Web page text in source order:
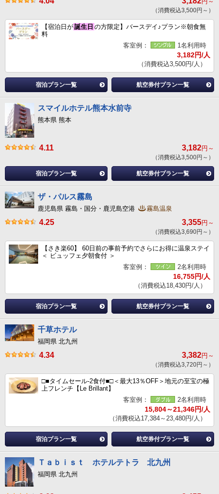
（消費税込3,500円～）
【宿泊日が誕生日 の方限定】バースデイ♪プラン※朝食無
料
客室例：
1名利用時
3,182円/人
（消費税込3,500円/人）
宿泊プラン一覧 航空券付プラン一覧
スマイルホテル熊本水前寺
熊本県 熊本
4.11 3,182円～
（消費税込3,500円～）
宿泊プラン一覧 航空券付プラン一覧
ザ・パルス霧島
鹿児島県 霧島・国分・鹿児島空港 霧島温泉
4.25 3,355円～
（消費税込3,690円～）
【さき楽60】 60日前の事前予約でさらにお得に温泉ステイ
＜ ビュッフェ夕朝食付 ＞
客室例：
2名利用時
16,755円/人
（消費税込18,430円/人）
宿泊プラン一覧 航空券付プラン一覧
千草ホテル
福岡県 北九州
4.34 3,382円～
（消費税込3,720円～）
□■タイムセール‐2食付■□＜最大13％OFF＞地元の至宝の極
上フレンチ【Le Brillant】
客室例：
2名利用時
15,804～21,346円/人
（消費税込17,384～23,480円/人）
宿泊プラン一覧 航空券付プラン一覧
Ｔａｂｉｓｔ ホテルテトラ 北九州
福岡県 北九州